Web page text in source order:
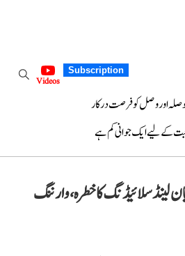
Subscription
Videos
اور وصل کو فرصت درکار
کے لیے ایک جوانی کم ہے
لینڈ سلائیڈنگ کا خطرہ، وارننگ